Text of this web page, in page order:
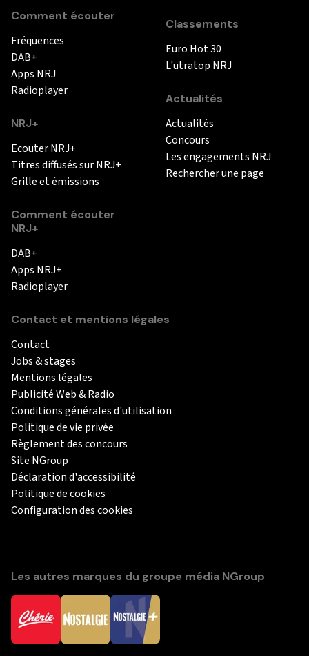
Comment écouter
Fréquences
DAB+
Apps NRJ
Radioplayer
NRJ+
Ecouter NRJ+
Titres diffusés sur NRJ+
Grille et émissions
Comment écouter
NRJ+
DAB+
Apps NRJ+
Radioplayer
Classements
Euro Hot 30
L'utratop NRJ
Actualités
Actualités
Concours
Les engagements NRJ
Rechercher une page
Contact et mentions légales
Contact
Jobs & stages
Mentions légales
Publicité Web & Radio
Conditions générales d'utilisation
Politique de vie privée
Règlement des concours
Site NGroup
Déclaration d'accessibilité
Politique de cookies
Configuration des cookies
Les autres marques du groupe média NGroup